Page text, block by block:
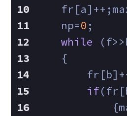
    np=
0 ;
while
    {
if